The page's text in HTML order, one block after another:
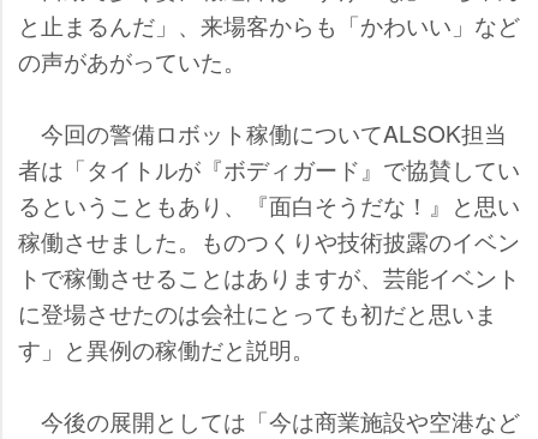
と止まるんだ」、来場客からも「かわいい」など
の声があがっていた。
今回の警備ロボット稼働についてALSOK担当
者は「タイトルが『ボディガード』で協賛してい
るということもあり、『面白そうだな！』と思い
稼働させました。ものつくりや技術披露のイベン
トで稼働させることはありますが、芸能イベント
に登場させたのは会社にとっても初だと思いま
す」と異例の稼働だと説明。
今後の展開としては「今は商業施設や空港など